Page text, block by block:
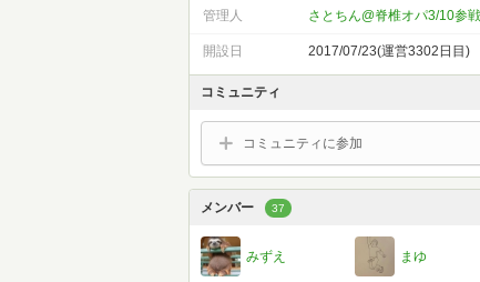
管理人 さとちん@脊椎オパ3/10参戦
開設日 2017/07/23(運営3302日目)
コミュニティ
コミュニティに参加
メンバー 37
みずえ まゆ